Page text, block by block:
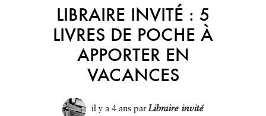
LIBRAIRE INVITÉ : 5
LIVRES DE POCHE À
APPORTER EN
VACANCES
il y a 4 ansparLibraire invité